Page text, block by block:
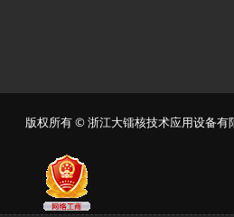
版权所有 © 浙江大镭核技术应用设备有